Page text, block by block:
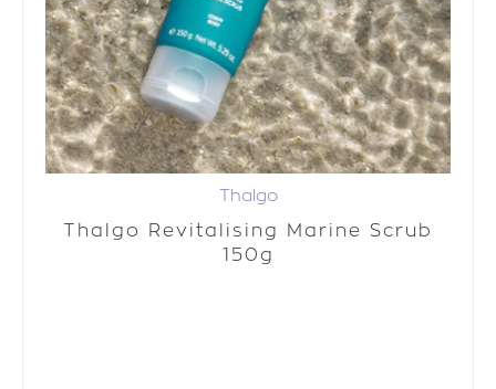
Thalgo
Thalgo Revitalising Marine Scrub
150g